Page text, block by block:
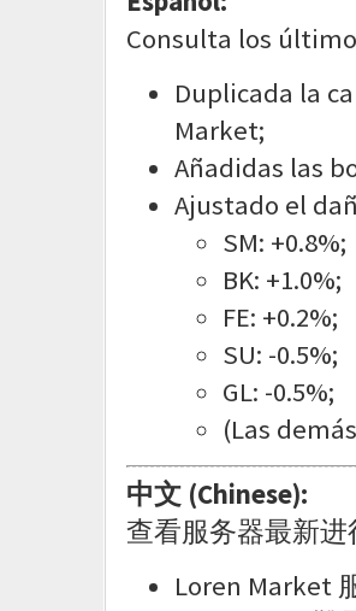
Consulta los
Duplicada la
Market;
Añadidas las
Ajustado el
SM: +0.8%;
BK: +1.0%;
FE: +0.2%;
SU: -0.5%;
GL: -0.5%;
(Las
中文 (Chinese):
查看服务器最新
Loren Market